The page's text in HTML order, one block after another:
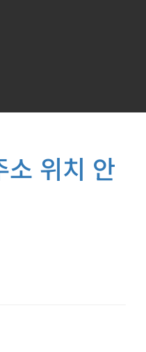
소 위치 안